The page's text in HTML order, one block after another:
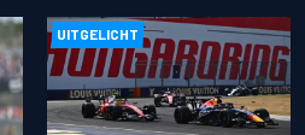
UITGELICHT